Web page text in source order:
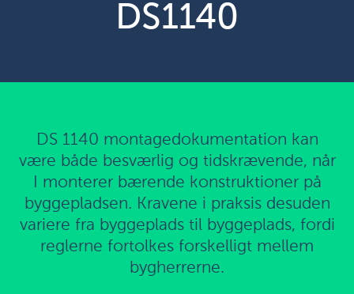
DS1140
DS 1140 montagedokumentation kan
være både besværlig og tidskrævende, når
I monterer bærende konstruktioner på
byggepladsen. Kravene i praksis desuden
variere fra byggeplads til byggeplads, fordi
reglerne fortolkes forskelligt mellem
bygherrerne.